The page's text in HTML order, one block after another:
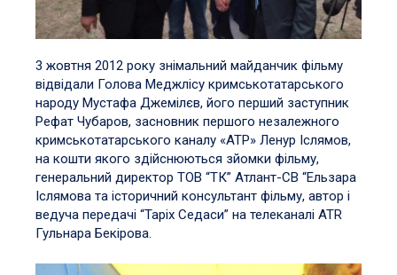
3 жовтня 2012 року знімальний майданчик фільму
відвідали Голова Меджлісу кримськотатарського
народу Мустафа Джемілєв, його перший заступник
Рефат Чубаров, засновник першого незалежного
кримськотатарського каналу «АТР» Ленур Іслямов,
на кошти якого здійснюються зйомки фільму,
генеральний директор ТОВ “ТК” Атлант-СВ “Ельзара
Іслямова та історичний консультант фільму, автор і
ведуча передачі “Таріх Седаси” на телеканалі АТR
Гульнара Бекірова.